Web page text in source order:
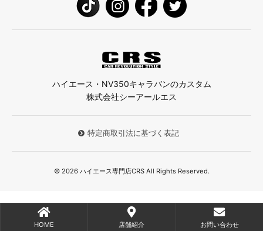
ハイエース・NV350キャラバンのカスタム
株式会社シーアールエス
特定商取引法に基づく表記
© 2026 ハイエース専門店CRS All Rights Reserved.
HOME 店舗紹介 お問い合わせ